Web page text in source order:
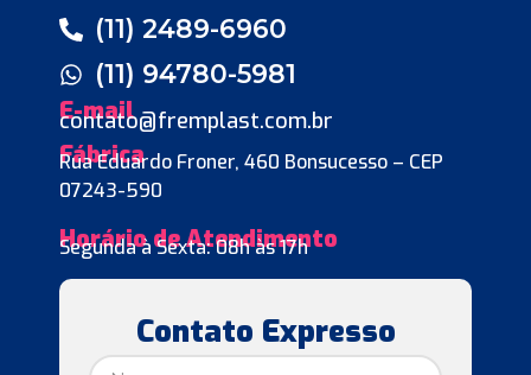
(11) 2489-6960
(11) 94780-5981
E-mail
contato@fremplast.com.br
Fábrica
Rua Eduardo Froner, 460 Bonsucesso – CEP
07243-590
Horário de Atendimento
Segunda à Sexta: 08h às 17h
Contato Expresso